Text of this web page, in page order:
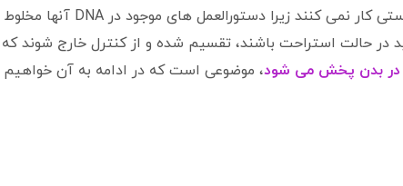
ژن می تواند جهش یابد. ژن های جهش یافته به درستی کار نمی کنند زیرا دستورالعمل های موجود در DNA آنها مخلوط
در حالت استراحت باشند، تقسیم شده و از کنترل خارج شوند که
در بدن پخش می شود، موضوعی است که در ادامه به آن خواهیم